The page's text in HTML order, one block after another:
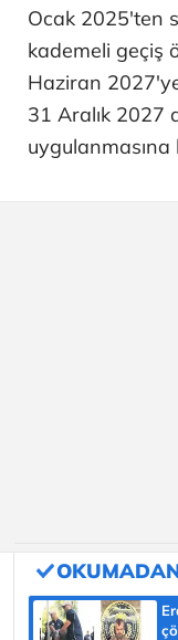
Ocak 2025'ten
kademeli geçiş
Haziran
31 Aralık 2027